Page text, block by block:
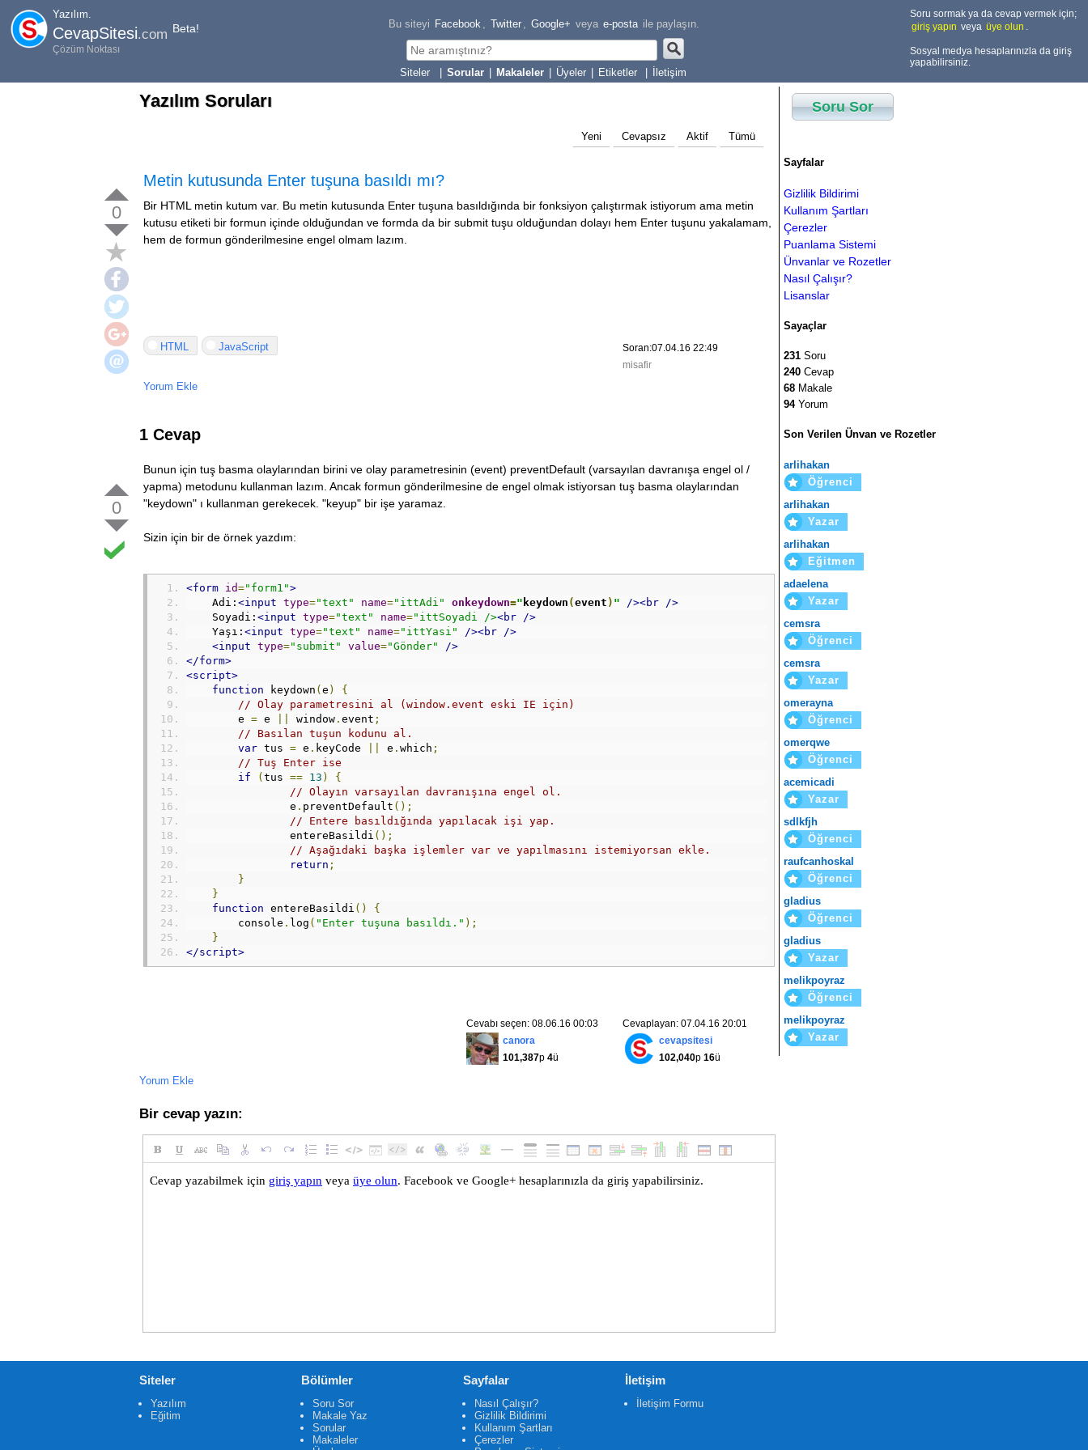
Yazılım.
CevapSitesi.com Beta!
Çözüm Noktası
Bu siteyi Facebook , Twitter , Google+ veya e-posta ile paylaşın.
Sorular Makaleler Üyeler Etiketler İletişim
Soru sormak ya da cevap vermek için;
giriş yapın veya üye olun .
Sosyal medya hesaplarınızla da giriş
yapabilirsiniz.
Yazılım Soruları
Yeni Cevapsız Aktif Tümü
0
Metin kutusunda Enter tuşuna basıldı mı?
Bir HTML metin kutum var. Bu metin kutusunda Enter tuşuna basıldığında bir fonksiyon çalıştırmak istiyorum ama metin
kutusu etiketi bir formun içinde olduğundan ve formda da bir submit tuşu olduğundan dolayı hem Enter tuşunu yakalamam,
hem de formun gönderilmesine engel olmam lazım.
HTML JavaScript
Soran:07.04.16 22:49
misafir
Yorum Ekle
1 Cevap
0
Bunun için tuş basma olaylarından birini ve olay parametresinin (event) preventDefault (varsayılan davranışa engel ol /
yapma) metodunu kullanman lazım. Ancak formun gönderilmesine de engel olmak istiyorsan tuş basma olaylarından
"keydown" ı kullanman gerekecek. "keyup" bir işe yaramaz.
Sizin için bir de örnek yazdım:
<form id="form1">
    Adi:
<input type="text" name="ittAdi" onkeydown=" keydown (event ) " /><br />
    Soyadi:
<input type="text" name="ittSoyadi /><br />
    Yaşı:
<input type="text" name="ittYasi" /><br />
<input type="submit" value="Gönder"
/>
</form>
<script>
function keydown ( e )
{
// Olay parametresini al (window.event eski IE için)
        e
= e window . event ;
// Basılan tuşun kodunu al.
var tus = e . keyCode e . which ;
// Tuş Enter ise
if
( tus == 13 )
{
// Olayın varsayılan davranışına engel ol.
e . preventDefault ();
// Entere basıldığında yapılacak işi yap.
entereBasildi ();
// Aşağıdaki başka işlemler var ve yapılmasını istemiyorsan ekle.
return ;
}
}
function entereBasildi ()
{
        console
. log ( "Enter tuşuna basıldı." );
}
</script>
Cevaplayan: 07.04.16 20:01
cevapsitesi
102,040p 16ü
Cevabı seçen: 08.06.16 00:03
canora
101,387p 4ü
Yorum Ekle
Bir cevap yazın:
Soru Sor
Sayfalar
Gizlilik Bildirimi
Kullanım Şartları
Çerezler
Puanlama Sistemi
Ünvanlar ve Rozetler
Nasıl Çalışır?
Lisanslar
Sayaçlar
231 Soru
240 Cevap
68 Makale
94Yorum
Son Verilen Ünvan ve Rozetler
arlihakan
Öğrenci
arlihakan
Yazar
arlihakan
Eğitmen
adaelena
Yazar
cemsra
Öğrenci
cemsra
Yazar
omerayna
Öğrenci
omerqwe
Öğrenci
acemicadi
Yazar
sdlkfjh
Öğrenci
raufcanhoskal
Öğrenci
gladius
Öğrenci
gladius
Yazar
melikpoyraz
Öğrenci
melikpoyraz
Yazar
Siteler
Yazılım
Eğitim
Bölümler
Soru Sor
Makale Yaz
Sorular
Makaleler
Sayfalar
Nasıl Çalışır?
Gizlilik Bildirimi
Kullanım Şartları
Çerezler
İletişim
İletişim Formu